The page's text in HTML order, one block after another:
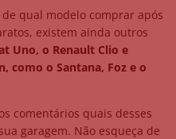
qual modelo comprar após
existem ainda outros
Uno, o Renault Clio e
como o Santana, Foz e o
comentários quais desses
garagem. Não esqueça de